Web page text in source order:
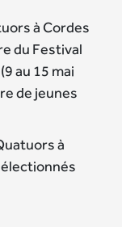
à Cordes
du Festival
au 15 mai
de jeunes
à